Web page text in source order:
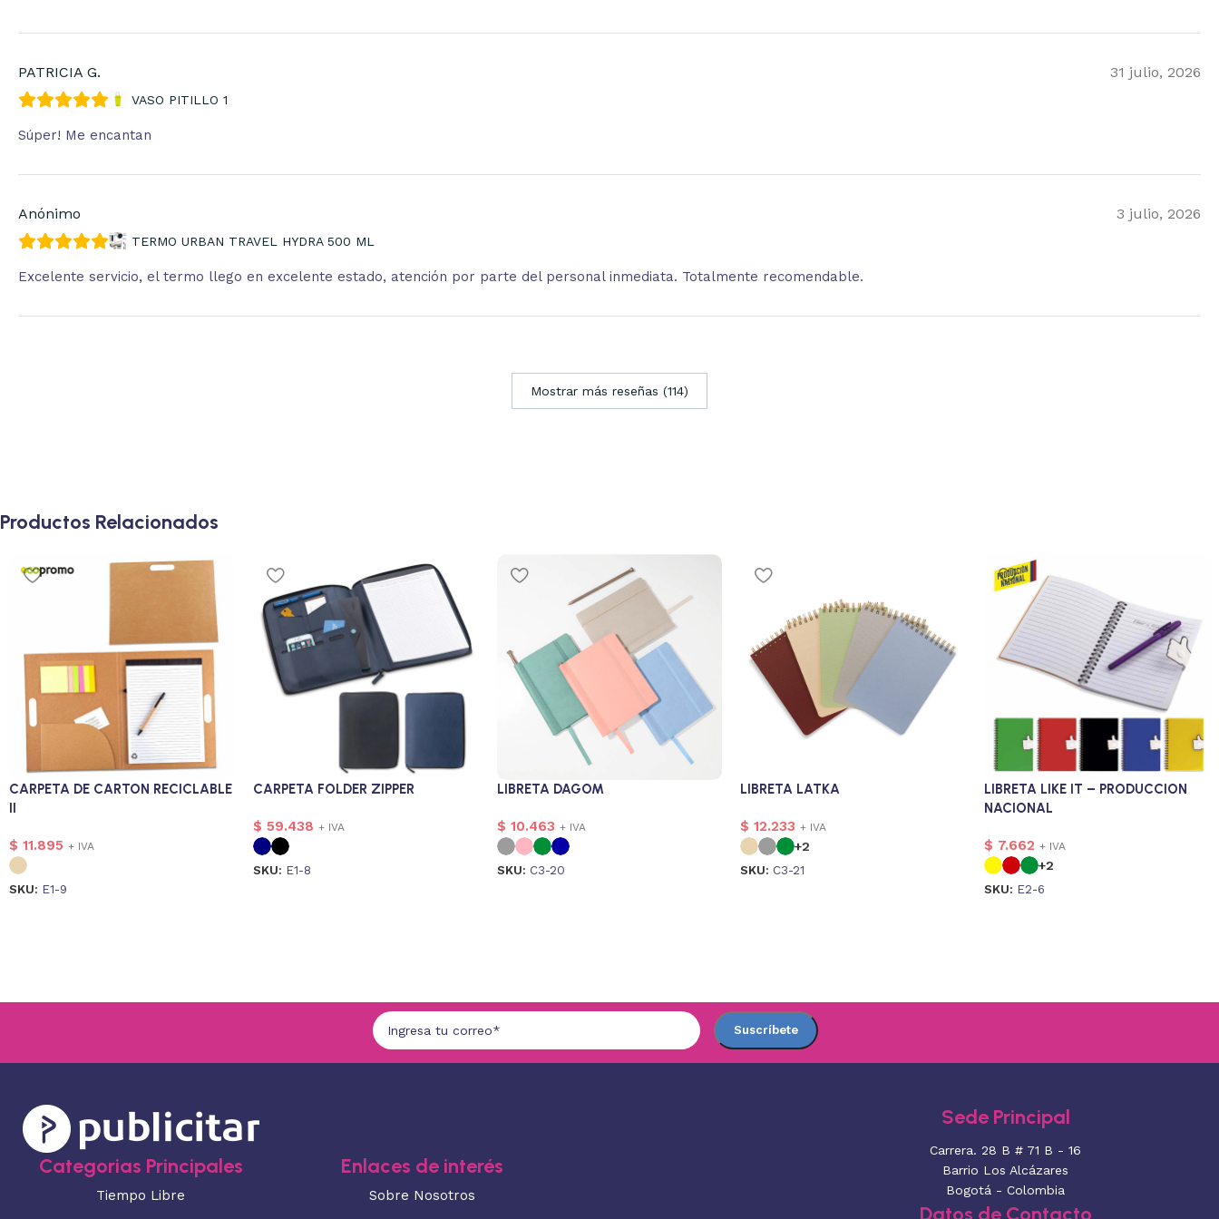
PATRICIA G. 31 julio, 2026
VASO PITILLO 1
Súper! Me encantan
Anónimo 3 julio, 2026
TERMO URBAN TRAVEL HYDRA 500 ML
Excelente servicio, el termo llego en excelente estado, atención por parte del personal inmediata. Totalmente recomendable.
Mostrar más reseñas (114)
Productos Relacionados
CARPETA DE CARTON RECICLABLE
II
$ 11.895 + IVA
SKU: E1-9
CARPETA FOLDER ZIPPER
$ 59.438 + IVA
SKU: E1-8
LIBRETA DAGOM
$ 10.463 + IVA
SKU: C3-20
LIBRETA LATKA
$ 12.233 + IVA
+2
SKU: C3-21
LIBRETA LIKE IT – PRODUCCION
NACIONAL
$ 7.662 + IVA
+2
SKU: E2-6
Categorias Principales
Tiempo Libre
Enlaces de interés
Sobre Nosotros
Sede Principal
Carrera. 28 B # 71 B - 16
Barrio Los Alcázares
Bogotá - Colombia
Datos de Contacto